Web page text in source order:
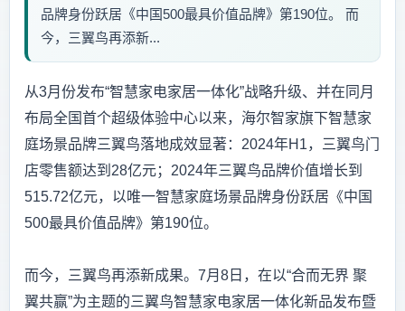
品牌身份跃居《中国500最具价值品牌》第190位。 而
今，三翼鸟再添新...
从3月份发布“智慧家电家居一体化”战略升级、并在同月
布局全国首个超级体验中心以来，海尔智家旗下智慧家
庭场景品牌三翼鸟落地成效显著：2024年H1，三翼鸟门
店零售额达到28亿元；2024年三翼鸟品牌价值增长到
515.72亿元，以唯一智慧家庭场景品牌身份跃居《中国
500最具价值品牌》第190位。
而今，三翼鸟再添新成果。7月8日，在以“合而无界 聚
翼共赢”为主题的三翼鸟智慧家电家居一体化新品发布暨